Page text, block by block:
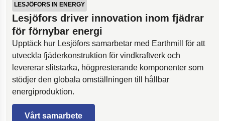
LESJÖFORS IN ENERGY
Lesjöfors driver innovation inom fjädrar
för förnybar energi
Upptäck hur Lesjöfors samarbetar med Earthmill för att
utveckla fjäderkonstruktion för vindkraftverk och
levererar slitstarka, högpresterande komponenter som
stödjer den globala omställningen till hållbar
energiproduktion.
Vårt samarbete